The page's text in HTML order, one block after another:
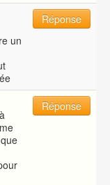
un
Réponse
Réponse